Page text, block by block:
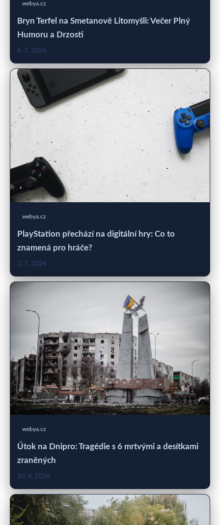
webya.cz
Bryn Terfel na Smetanově Litomyšli: Večer Plný
Humoru a Drzosti
4. 7. 2026
webya.cz
PlayStation přechází na digitální hry: Co to
znamená pro hráče?
2. 7. 2026
webya.cz
Útok na Dnipro: Tragédie s 6 mrtvými a desítkami
zraněných
30. 6. 2026